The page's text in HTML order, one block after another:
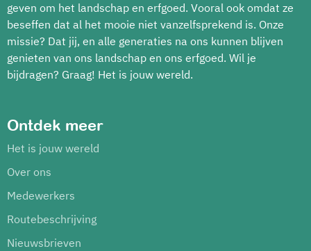
geven om het landschap en erfgoed. Vooral ook omdat ze
beseffen dat al het mooie niet vanzelfsprekend is. Onze
missie? Dat jij, en alle generaties na ons kunnen blijven
genieten van ons landschap en ons erfgoed. Wil je
bijdragen? Graag! Het is jouw wereld.
Ontdek meer
Het is jouw wereld
Over ons
Medewerkers
Routebeschrijving
Nieuwsbrieven